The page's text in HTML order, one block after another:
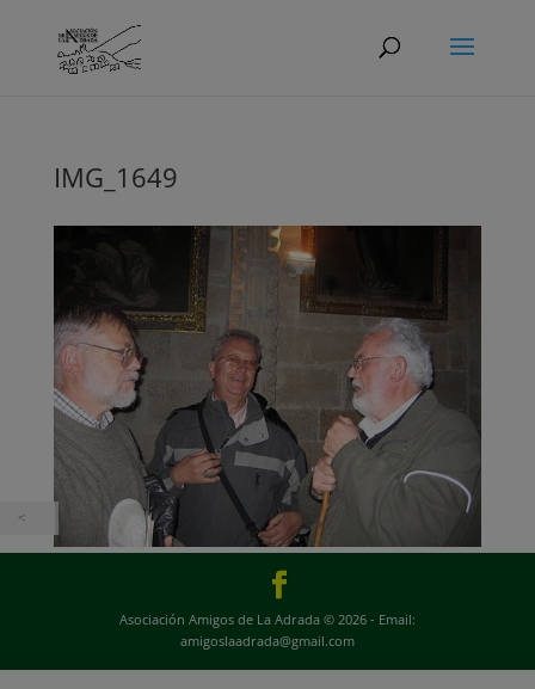
IMG_1649
Asociación Amigos de La Adrada © 2026 - Email:
amigoslaadrada@gmail.com